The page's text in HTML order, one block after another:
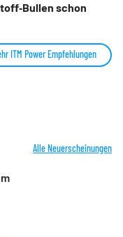
schon
ITM Power Empfehlungen
Alle Neuerscheinungen